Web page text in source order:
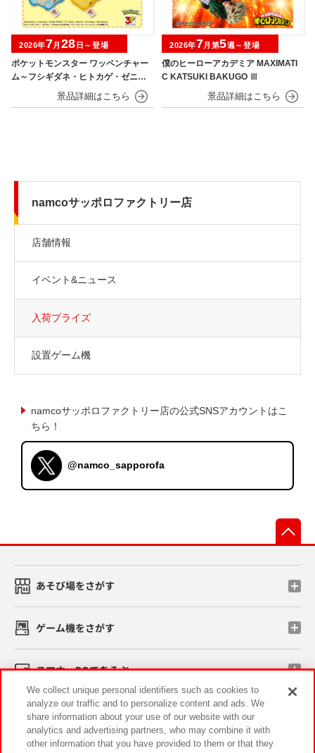
ポケットモンスター ワッペンチャー
ム～フシギダネ・ヒトカゲ・ゼニガ
メ・ピカチュウ～30th Anniversary
2026年7月 28 日～登場
僕のヒーローアカデミア MAXIMATI
C KATSUKI BAKUGO Ⅲ
2026年7月第5週～登場
namcoサッポロファクトリー店
店舗情報
イベント&ニュース
入荷プライズ
設置ゲーム機
namcoサッポロファクトリー店の公式SNSアカウントはこ
ちら！
@namco_sapporofa
あそび場をさがす
ゲーム機をさがす
スマホ・PCであそぶ
イベント・キャンペーン
We collect unique personal identifiers such as cookies to
analyze our traffic and to personalize content and ads. We
share information about your use of our website with our
analytics and advertising partners, who may combine it with
other information that you have provided to them or that they